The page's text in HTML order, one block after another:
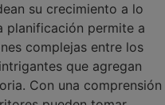
su crecimiento a lo
planificación permite a
complejas entre los
que agregan
Con una comprensión